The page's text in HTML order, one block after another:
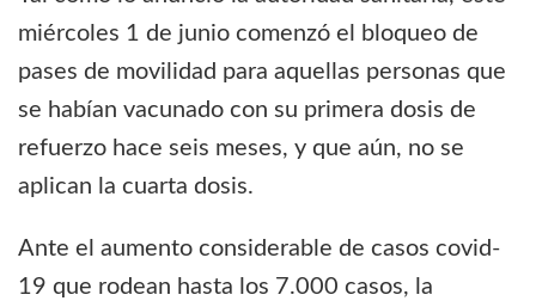
miércoles 1 de junio comenzó el bloqueo de
pases de movilidad para aquellas personas que
se habían vacunado con su primera dosis de
refuerzo hace seis meses, y que aún, no se
aplican la cuarta dosis.
Ante el aumento considerable de casos covid-
19 que rodean hasta los 7.000 casos, la